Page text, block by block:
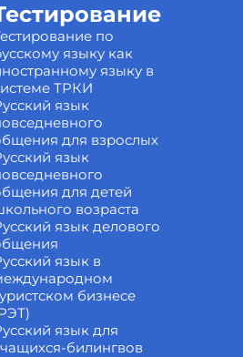
по
языку как
языку в
ТРКИ
язык
для взрослых
язык
для детей
возраста
язык делового
язык в
бизнесе
язык для
билингвов